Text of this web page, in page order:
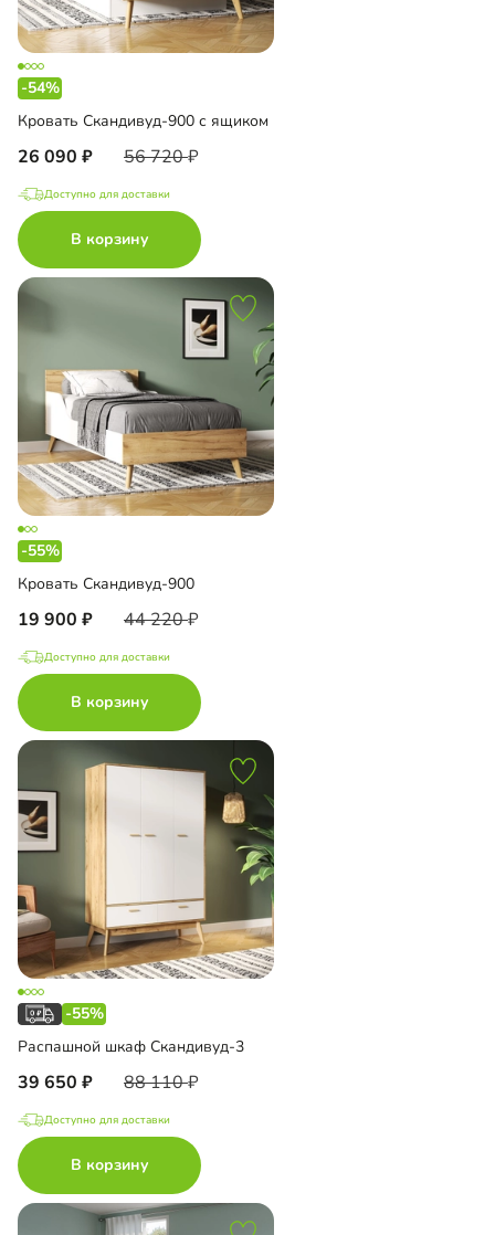
-54%
Кровать Скандивуд-900 с ящиком
26 090 56 720
Доступно для доставки
В корзину
-55%
Кровать Скандивуд-900
19 900 44 220
Доступно для доставки
В корзину
-55%
Распашной шкаф Скандивуд-3
39 650 88 110
Доступно для доставки
В корзину